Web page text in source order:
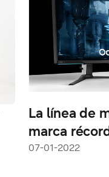
La línea de
marca récord de reconocimientos CES
con nueve
07-01-2022